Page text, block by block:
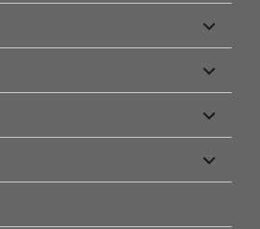
anzeigen
anzeigen
anzeigen
anzeigen